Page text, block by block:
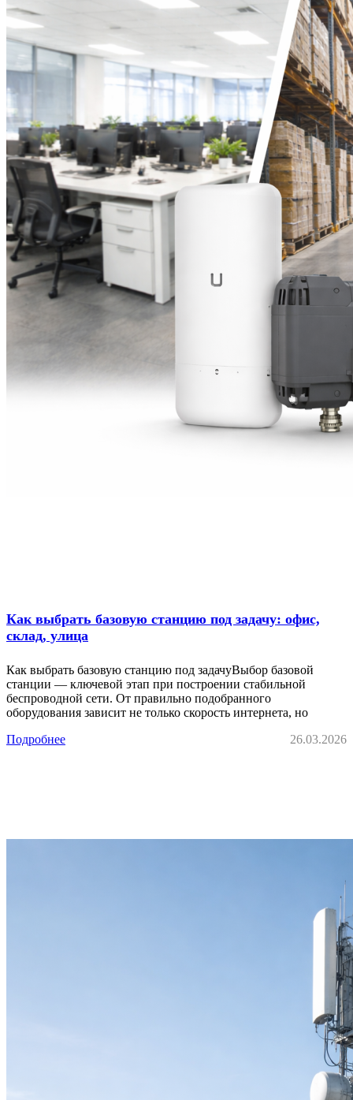
Как выбрать базовую станцию под задачу: офис,
склад, улица
Как выбрать базовую станцию под задачуВыбор базовой
станции — ключевой этап при построении стабильной
беспроводной сети. От правильно подобранного
оборудования зависит не только скорость интернета, но
Подробнее
26.03.2026